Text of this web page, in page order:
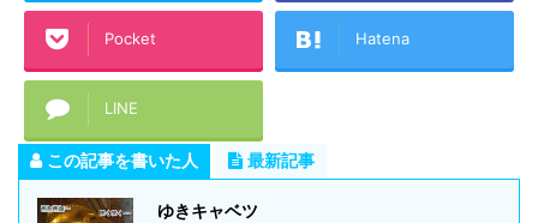
Pocket Hatena
LINE
この記事を書いた人 最新記事
ゆきキャベツ